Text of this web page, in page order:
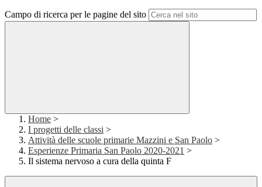
Campo di ricerca per le pagine del sito
Home >
I progetti delle classi >
Attività delle scuole primarie Mazzini e San Paolo >
Esperienze Primaria San Paolo 2020-2021 >
Il sistema nervoso a cura della quinta F